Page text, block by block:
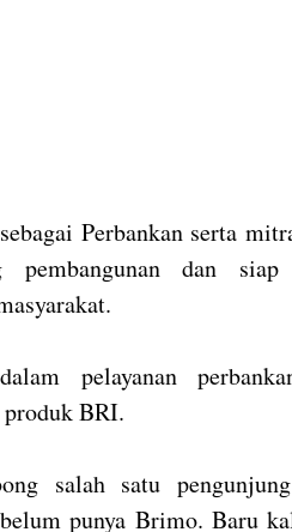
Perbankan serta
pembangunan dan
pelayanan
produk BRI.
salah satu
punya Brimo. Baru